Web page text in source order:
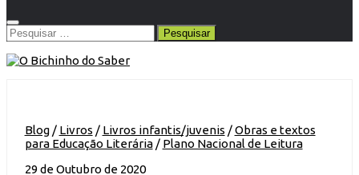
Pesquisar
por:
Blog/ Livros / Livros infantis/juvenis /Obras e textos
para Educação Literária/ Plano Nacional de Leitura
29 de Outubro de 2020